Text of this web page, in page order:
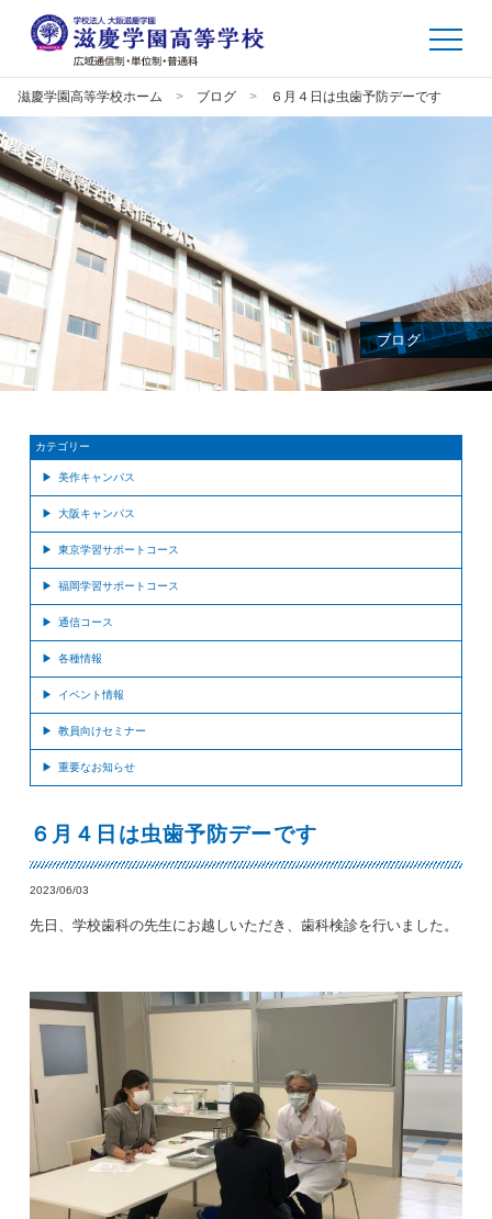
滋慶学園高等学校ホーム ブログ ６月４日は虫歯予防デーです
ブログ
カテゴリー
美作キャンパス
大阪キャンパス
東京学習サポートコース
福岡学習サポートコース
通信コース
各種情報
イベント情報
教員向けセミナー
重要なお知らせ
６月４日は虫歯予防デーです
2023/06/03
先日、学校歯科の先生にお越しいただき、歯科検診を行いました。